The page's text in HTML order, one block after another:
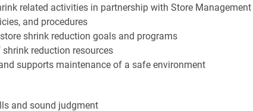
related activities in partnership with Store Management
and procedures
shrink reduction goals and programs
reduction resources
supports maintenance of a safe environment
and sound judgment